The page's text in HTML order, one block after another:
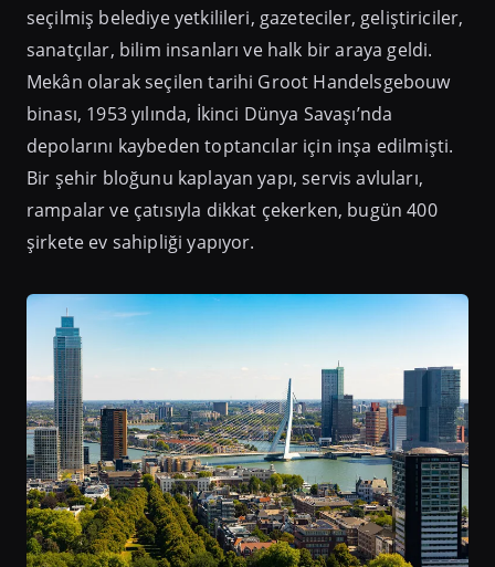
seçilmiş belediye yetkilileri, gazeteciler, geliştiriciler,
sanatçılar, bilim insanları ve halk bir araya geldi.
Mekân olarak seçilen tarihi Groot Handelsgebouw
binası, 1953 yılında, İkinci Dünya Savaşı’nda
depolarını kaybeden toptancılar için inşa edilmişti.
Bir şehir bloğunu kaplayan yapı, servis avluları,
rampalar ve çatısıyla dikkat çekerken, bugün 400
şirkete ev sahipliği yapıyor.